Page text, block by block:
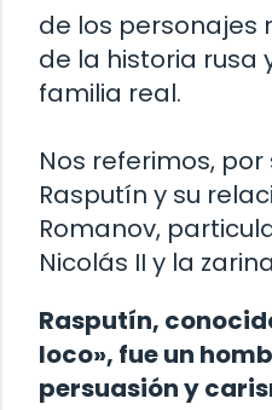
de los personajes
de la historia rusa
familia real.
Nos referimos, por
Rasputín y su
Romanov,
Nicolás II y la
Rasputín,
loco», fue un
persuasión y